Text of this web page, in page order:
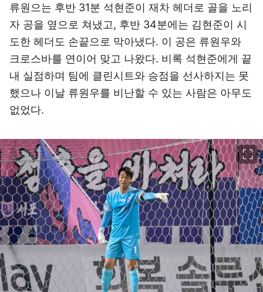
류원으는 후반 31분 석현준이 재차 헤더로 골을 노리
자 공을 옆으로 쳐냈고, 후반 34분에는 김현준이 시
도한 헤더도 손끝으로 막아냈다. 이 공은 류원우와
크로스바를 연이어 맞고 나왔다. 비록 석현준에게 끝
내 실점하며 팀에 클린시트와 승점을 선사하지는 못
했으나 이날 류원우를 비난할 수 있는 사람은 아무도
없었다.